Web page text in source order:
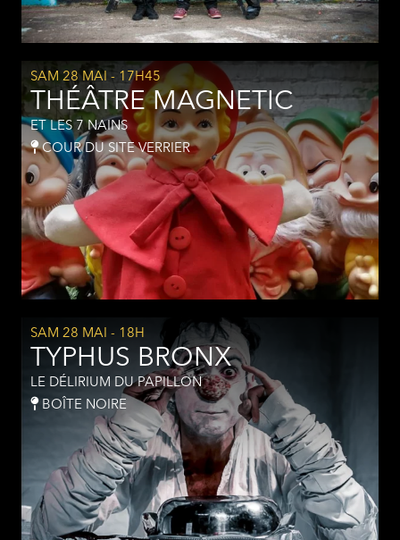
SAM 28 MAI - 17H45
THÉÂTRE MAGNETIC
ET LES 7 NAINS
COUR DU SITE VERRIER
SAM 28 MAI - 18H
TYPHUS BRONX
LE DÉLIRIUM DU PAPILLON
BOÎTE NOIRE